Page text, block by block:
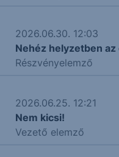
2026.06.30. 12:03
Nehéz helyzetben
Részvényelemző
2026.06.25. 12:21
Nem kicsi!
Vezető elemző